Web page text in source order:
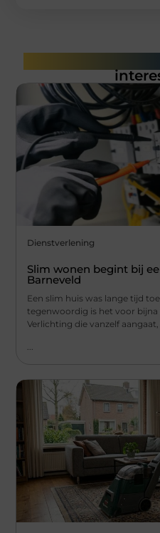
Dienstverlening
Slim wonen begint bij
Barneveld
Een slim huis was lange tijd
tegenwoordig is het voor bijna
Verlichting die vanzelf
...